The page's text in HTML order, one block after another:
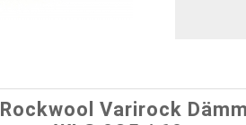
Rockwool Varirock